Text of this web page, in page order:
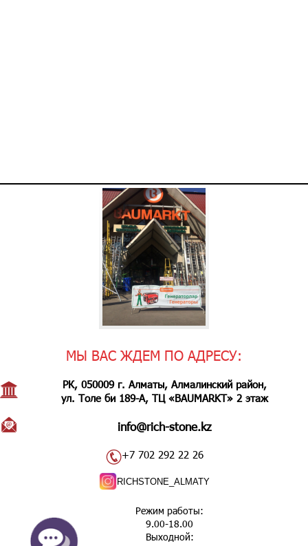
МЫ ВАС ЖДЕМ ПО АДРЕСУ:
РК, 050009 г. Алматы, Алмалинский район,
ул. Толе би 189-А, ТЦ «BAUMARKT» 2 этаж
info@rich-stone.kz
+7 702 292 22 26
RICHSTONE_ALMATY
Режим работы:
9.00-18.00
Выходной: